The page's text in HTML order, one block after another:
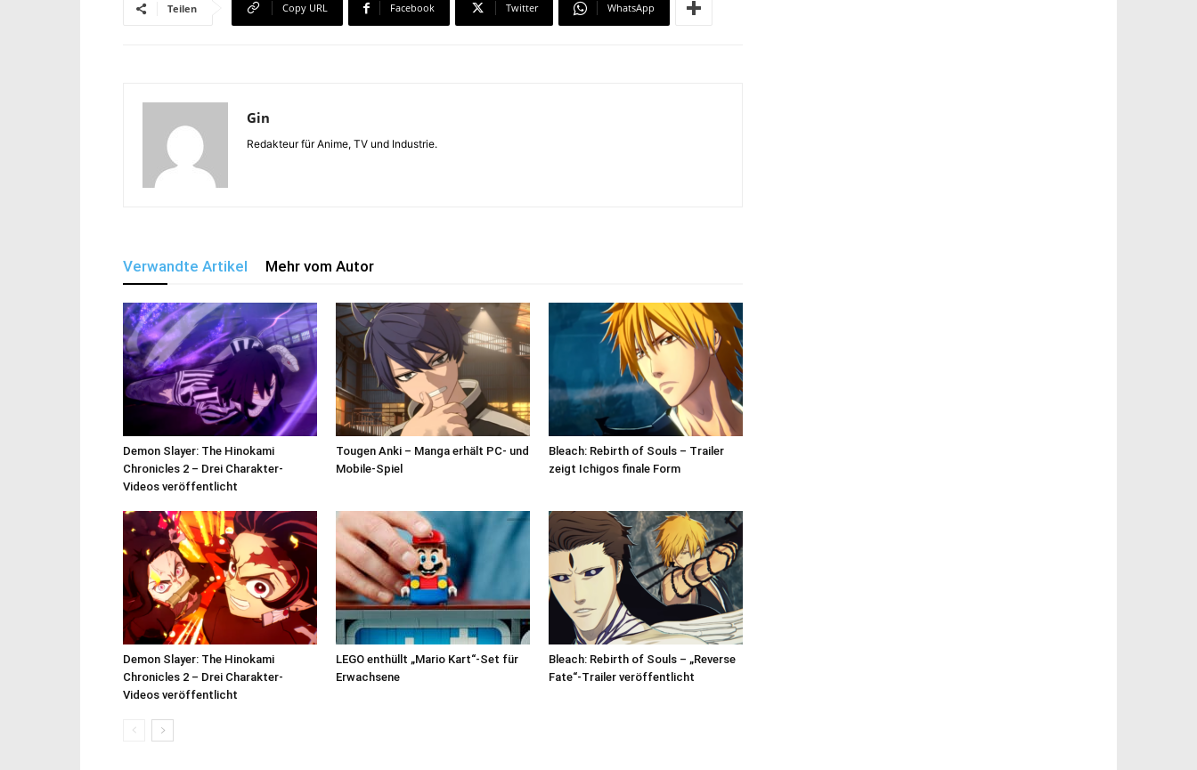
Teilen Copy URL Facebook Twitter WhatsApp
Gin
Redakteur für Anime, TV und Industrie.
Verwandte Artikel Mehr vom Autor
Demon Slayer: The Hinokami
Chronicles 2 – Drei Charakter-
Videos veröffentlicht
Tougen Anki – Manga erhält PC- und
Mobile-Spiel
Bleach: Rebirth of Souls – Trailer
zeigt Ichigos finale Form
Demon Slayer: The Hinokami
Chronicles 2 – Drei Charakter-
Videos veröffentlicht
LEGO enthüllt „Mario Kart“-Set für
Erwachsene
Bleach: Rebirth of Souls – „Reverse
Fate“-Trailer veröffentlicht